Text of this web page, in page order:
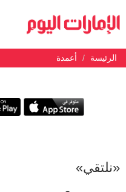
الرئيسة أعمدة
«نلتقي»